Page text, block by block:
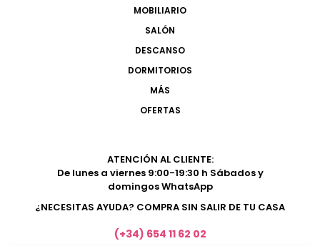
MOBILIARIO
SALÓN
DESCANSO
DORMITORIOS
MÁS
OFERTAS
ATENCIÓN AL CLIENTE:
De lunes a viernes 9:00-19:30 h Sábados y
domingos WhatsApp
¿NECESITAS AYUDA? COMPRA SIN SALIR DE TU CASA
(+34) 654 11 62 02